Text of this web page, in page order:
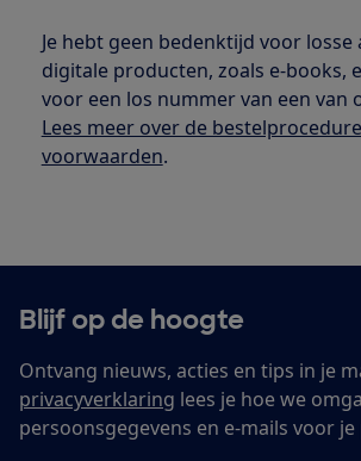
Je hebt geen bedenktijd voor losse
digitale producten, zoals e-books,
voor een los nummer van een van
Lees meer over de
voorwaarden.
Blijf op de hoogte
Ontvang nieuws, acties en tips in je
privacyverklaring lees je hoe we
persoonsgegevens en e-mails voor